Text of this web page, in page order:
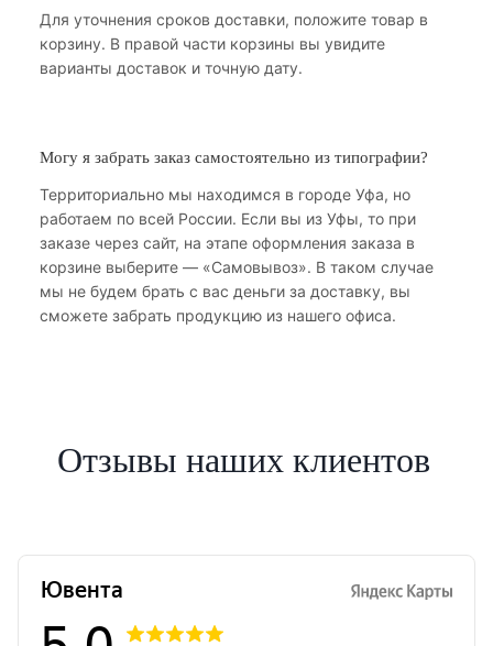
Для уточнения сроков доставки, положите товар в
корзину. В правой части корзины вы увидите
варианты доставок и точную дату.
Могу я забрать заказ самостоятельно из типографии?
Территориально мы находимся в городе Уфа, но
работаем по всей России. Если вы из Уфы, то при
заказе через сайт, на этапе оформления заказа в
корзине выберите — «Самовывоз». В таком случае
мы не будем брать с вас деньги за доставку, вы
сможете забрать продукцию из нашего офиса.
Отзывы наших клиентов